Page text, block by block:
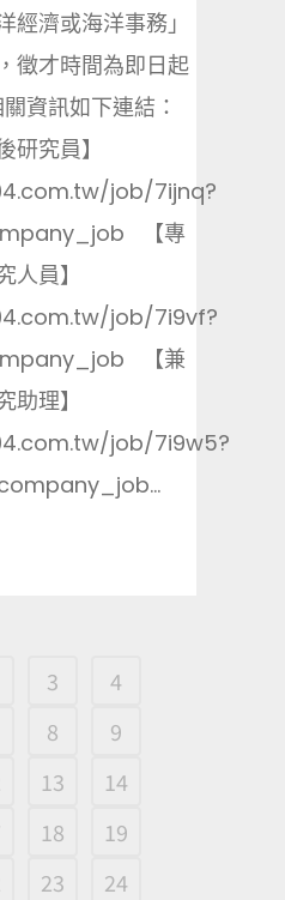
經濟或海洋事務」
徵才時間為即日起
關資訊如下連結：
研究員】
job/7ijnq?
【專
人員】
job/7i9vf?
【兼
助理】
job/7i9w5?
3
4
8
9
13
14
18
19
23
24